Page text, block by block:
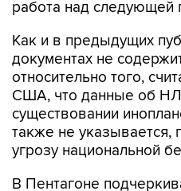
работа над следующей
Как и в предыдущих
документах не
относительно того,
США, что данные об
существовании
также не
угрозу национальной
В Пентагоне